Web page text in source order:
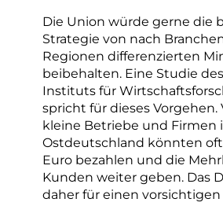
Die Union würde gerne die
Strategie von nach
Regionen differenzierten
beibehalten. Eine Studie
Instituts für
spricht für dieses Vorgehen.
kleine Betriebe und Firmen
Ostdeutschland könnten oft
Euro bezahlen und die
Kunden weiter geben. Das
daher für einen